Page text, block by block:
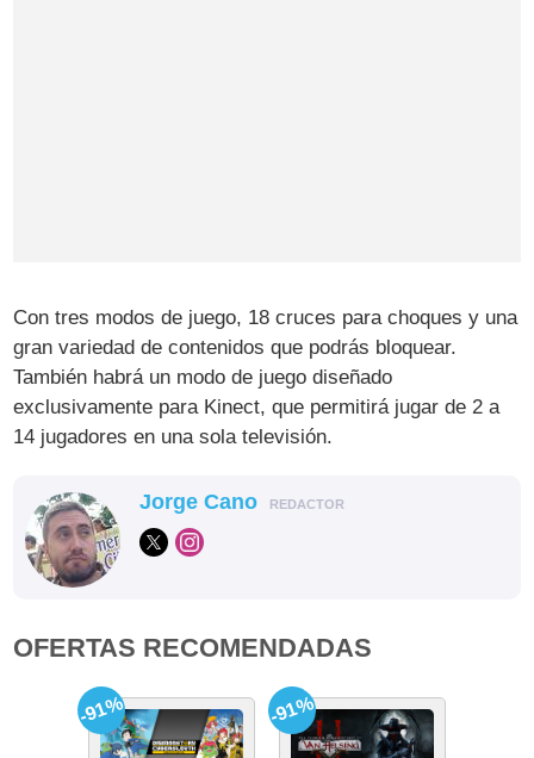
Con tres modos de juego, 18 cruces para choques y una
gran variedad de contenidos que podrás bloquear.
También habrá un modo de juego diseñado
exclusivamente para Kinect, que permitirá jugar de 2 a
14 jugadores en una sola televisión.
Jorge Cano REDACTOR
OFERTAS RECOMENDADAS
-91% -91%